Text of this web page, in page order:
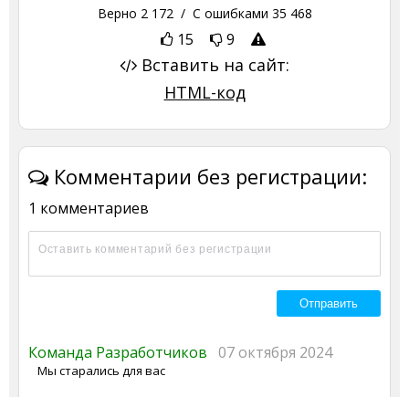
Верно 2 172/ С ошибками 35 468
15 9
Вставить на сайт:
HTML-код
Комментарии без регистрации:
1 комментариев
Команда Разработчиков 07 октября 2024
Мы старались для вас